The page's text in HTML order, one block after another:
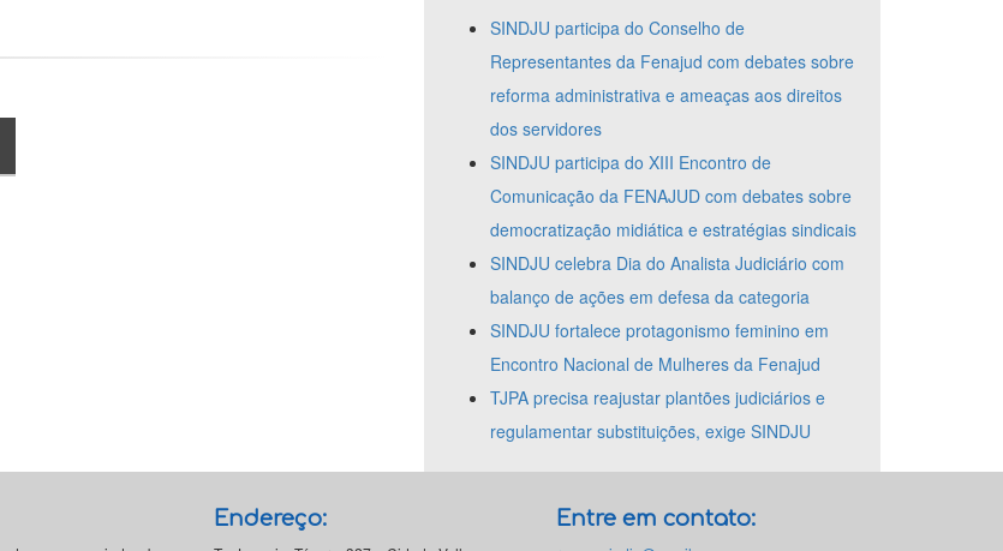
SINDJU participa do Conselho de
Representantes da Fenajud com debates sobre
reforma administrativa e ameaças aos direitos
dos servidores
SINDJU participa do XIII Encontro de
Comunicação da FENAJUD com debates sobre
democratização midiática e estratégias sindicais
SINDJU celebra Dia do Analista Judiciário com
balanço de ações em defesa da categoria
SINDJU fortalece protagonismo feminino em
Encontro Nacional de Mulheres da Fenajud
TJPA precisa reajustar plantões judiciários e
regulamentar substituições, exige SINDJU
Endereço: Entre em contato: